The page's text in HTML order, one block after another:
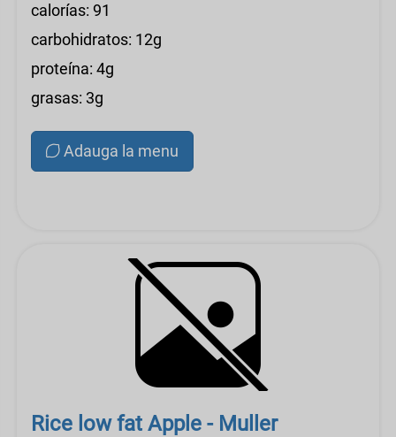
calorías: 91
carbohidratos: 12g
proteína: 4g
grasas: 3g
Adauga la menu
Rice low fat Apple - Muller